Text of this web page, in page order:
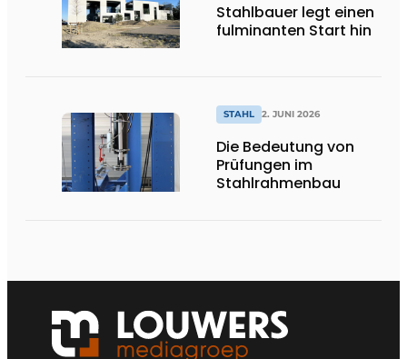
Stahlbauer legt einen
fulminanten Start hin
STAHL 2. JUNI 2026
Die Bedeutung von
Prüfungen im
Stahlrahmenbau